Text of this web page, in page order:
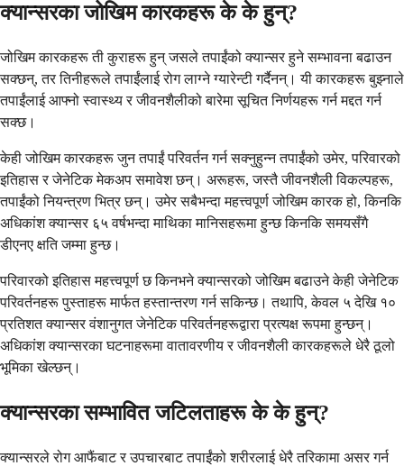
क्यान्सरका जोखिम कारकहरू के के हुन्?
जोखिम कारकहरू ती कुराहरू हुन् जसले तपाईंको क्यान्सर हुने सम्भावना बढाउन
सक्छन्, तर तिनीहरूले तपाईंलाई रोग लाग्ने ग्यारेन्टी गर्दैनन्। यी कारकहरू बुझ्नाले
तपाईंलाई आफ्नो स्वास्थ्य र जीवनशैलीको बारेमा सूचित निर्णयहरू गर्न मद्दत गर्न
सक्छ।
केही जोखिम कारकहरू जुन तपाईं परिवर्तन गर्न सक्नुहुन्न तपाईंको उमेर, परिवारको
इतिहास र जेनेटिक मेकअप समावेश छन्। अरूहरू, जस्तै जीवनशैली विकल्पहरू,
तपाईंको नियन्त्रण भित्र छन्। उमेर सबैभन्दा महत्त्वपूर्ण जोखिम कारक हो, किनकि
अधिकांश क्यान्सर ६५ वर्षभन्दा माथिका मानिसहरूमा हुन्छ किनकि समयसँगै
डीएनए क्षति जम्मा हुन्छ।
परिवारको इतिहास महत्त्वपूर्ण छ किनभने क्यान्सरको जोखिम बढाउने केही जेनेटिक
परिवर्तनहरू पुस्ताहरू मार्फत हस्तान्तरण गर्न सकिन्छ। तथापि, केवल ५ देखि १०
प्रतिशत क्यान्सर वंशानुगत जेनेटिक परिवर्तनहरूद्वारा प्रत्यक्ष रूपमा हुन्छन्।
अधिकांश क्यान्सरका घटनाहरूमा वातावरणीय र जीवनशैली कारकहरूले धेरै ठूलो
भूमिका खेल्छन्।
क्यान्सरका सम्भावित जटिलताहरू के के हुन्?
क्यान्सरले रोग आफैंबाट र उपचारबाट तपाईंको शरीरलाई धेरै तरिकामा असर गर्न